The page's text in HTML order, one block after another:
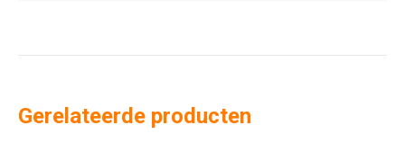
Gerelateerde producten